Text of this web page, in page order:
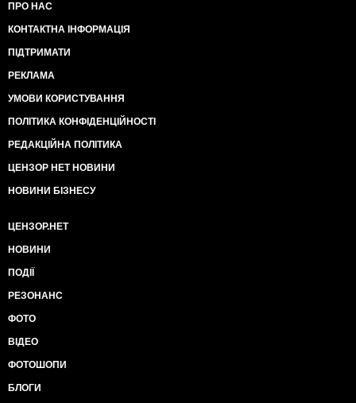
ПРО НАС
КОНТАКТНА ІНФОРМАЦІЯ
ПІДТРИМАТИ
РЕКЛАМА
УМОВИ КОРИСТУВАННЯ
ПОЛІТИКА КОНФІДЕНЦІЙНОСТІ
РЕДАКЦІЙНА ПОЛІТИКА
ЦЕНЗОР НЕТ НОВИНИ
НОВИНИ БІЗНЕСУ
ЦЕНЗОР.НЕТ
НОВИНИ
ПОДІЇ
РЕЗОНАНС
ФОТО
ВІДЕО
ФОТОШОПИ
БЛОГИ